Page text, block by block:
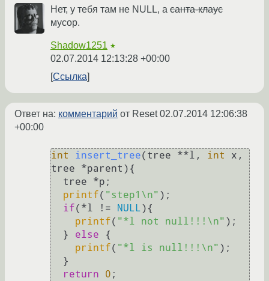
Нет, у тебя там не NULL, а санта-клаус
мусор.
Shadow1251 ★
02.07.2014 12:13:28 +00:00
Ссылка
Ответ на: комментарий от Reset02.07.2014 12:06:38
+00:00
int insert_tree(tree **l, int
x,
tree *parent){
printf( "step1\n" );
if(*l != NULL){
printf( "*l not null!!!\n" );
  }
else {
printf( "*l is null!!!\n" );
return
0 ;